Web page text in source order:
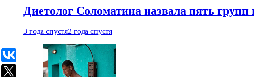
Диетолог Соломатина назвала пять групп
3 года спустя2 года спустя